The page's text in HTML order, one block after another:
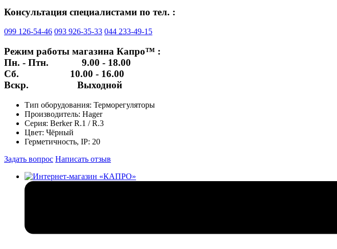
Консультация специалистами по тел. :
099 126-54-46 093 926-35-33 044 233-49-15
Режим работы магазина Капро™ :
Пн. - Птн. 9.00 - 18.00
Сб. 10.00 - 16.00
Вскр. Выходной
Тип оборудования: Терморегуляторы
Производитель: Hager
Серия: Berker R.1 / R.3
Цвет: Чёрный
Герметичность, IP: 20
Задать вопрос Написать отзыв